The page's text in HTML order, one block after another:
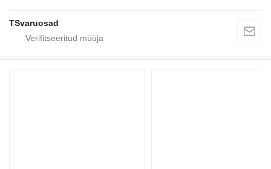
TSvaruosad